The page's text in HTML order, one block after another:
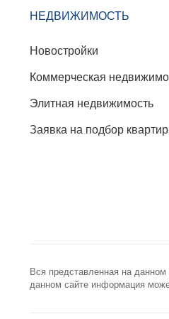
НЕДВИЖИМОСТЬ
Новостройки
Коммерческая
Элитная недвижимость
Заявка на подбор
Вся представленная на
данном сайте информация